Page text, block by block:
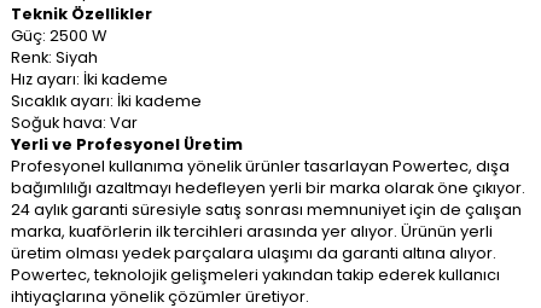
Teknik Özellikler
Güç: 2500 W
Renk: Siyah
Hız ayarı: İki kademe
Sıcaklık ayarı: İki kademe
Soğuk hava: Var
Yerli ve Profesyonel Üretim
Profesyonel kullanıma yönelik ürünler tasarlayan Powertec, dışa
bağımlılığı azaltmayı hedefleyen yerli bir marka olarak öne çıkıyor.
24 aylık garanti süresiyle satış sonrası memnuniyet için de çalışan
marka, kuaförlerin ilk tercihleri arasında yer alıyor. Ürünün yerli
üretim olması yedek parçalara ulaşımı da garanti altına alıyor.
Powertec, teknolojik gelişmeleri yakından takip ederek kullanıcı
ihtiyaçlarına yönelik çözümler üretiyor.